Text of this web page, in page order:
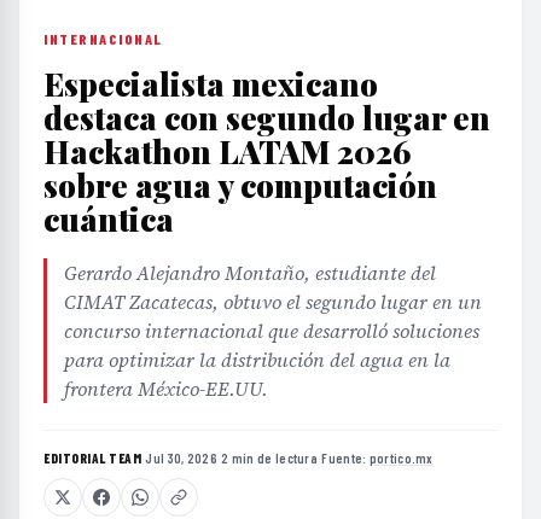
INTERNACIONAL
Especialista mexicano
destaca con segundo lugar en
Hackathon LATAM 2026
sobre agua y computación
cuántica
Gerardo Alejandro Montaño, estudiante del
CIMAT Zacatecas, obtuvo el segundo lugar en un
concurso internacional que desarrolló soluciones
para optimizar la distribución del agua en la
frontera México-EE.UU.
EDITORIAL TEAM·Jul 30, 2026·2 min de lectura·Fuente: portico.mx